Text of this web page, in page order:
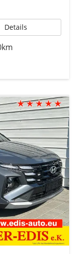
Details